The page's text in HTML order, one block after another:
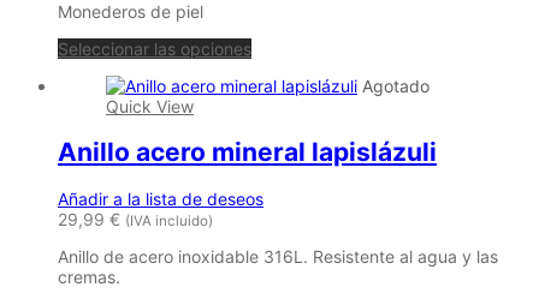
Monederos de piel
Seleccionar las opciones
Agotado
Quick View
Anillo acero mineral lapislázuli
Añadir a la lista de deseos
29,99 € (IVA incluido)
Anillo de acero inoxidable 316L. Resistente al agua y las
cremas.